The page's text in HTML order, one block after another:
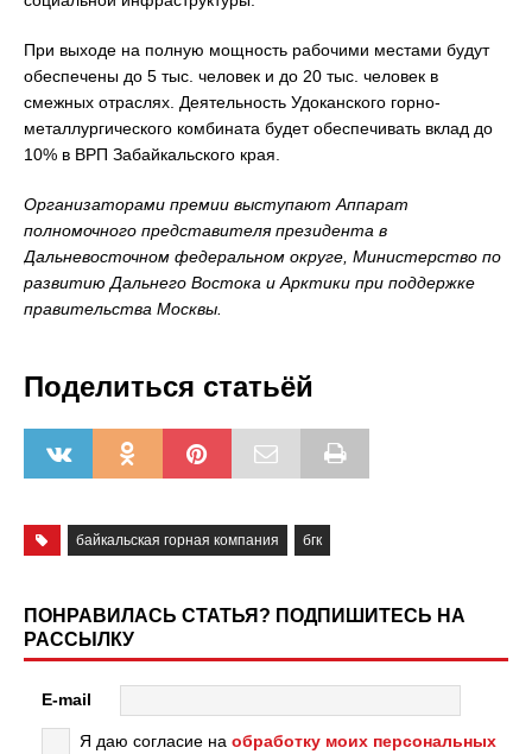
При выходе на полную мощность рабочими местами будут
обеспечены до 5 тыс. человек и до 20 тыс. человек в
смежных отраслях. Деятельность Удоканского горно-
металлургического комбината будет обеспечивать вклад до
10% в ВРП Забайкальского края.
Организаторами премии выступают Аппарат
полномочного представителя президента в
Дальневосточном федеральном округе, Министерство по
развитию Дальнего Востока и Арктики при поддержке
правительства Москвы.
Поделиться статьёй
байкальская горная компания бгк
ПОНРАВИЛАСЬ СТАТЬЯ? ПОДПИШИТЕСЬ НА
РАССЫЛКУ
E-mail
Я даю согласие на обработку моих персональных